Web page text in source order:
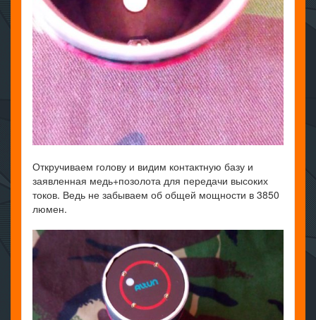
Откручиваем голову и видим контактную базу и
заявленная медь+позолота для передачи высоких
токов. Ведь не забываем об общей мощности в 3850
люмен.